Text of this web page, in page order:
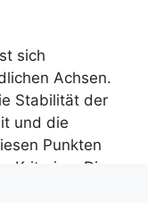
sich
Achsen.
Stabilität der
und die
Punkten
Kriterien. Die